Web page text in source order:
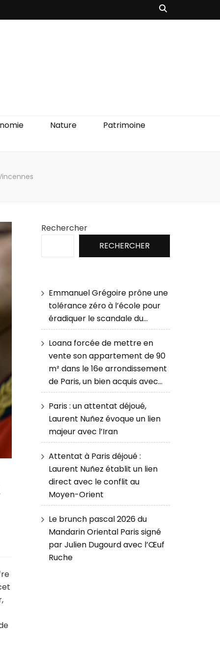
Nature
Patrimoine
Rechercher
RECHERCHER
Emmanuel Grégoire prône une
tolérance zéro à l’école pour
éradiquer le scandale du…
Loana forcée de mettre en
vente son appartement de 90
m² dans le 16e arrondissement
de Paris, un bien acquis avec…
Paris : un attentat déjoué,
Laurent Nuñez évoque un lien
majeur avec l’Iran
Attentat à Paris déjoué :
Laurent Nuñez établit un lien
direct avec le conflit au
Moyen-Orient
Le brunch pascal 2026 du
Mandarin Oriental Paris signé
par Julien Dugourd avec l’Œuf
Ruche